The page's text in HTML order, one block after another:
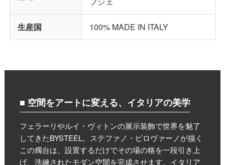
生産国 100% MADE IN ITALY
■ 空間をアートに変える、イタリアの美学
フェラーリやルイ・ヴィトンの展示装飾で世界を魅了
してきたBYSTEEL。ステファノ・ピロヴァーノが描く
この燭台は、設置するだけでその場の格を一段引き上
げ、洗練されたモダン空間を完成させます。イタリア